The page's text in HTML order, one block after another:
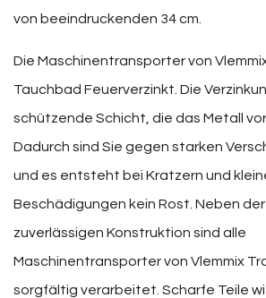
von beeindruckenden 34 cm.
Die Maschinentransporter von
Tauchbad Feuerverzinkt. Die
schützende Schicht, die das Metall
Dadurch sind Sie gegen starken
und es entsteht bei Kratzern und
Beschädigungen kein Rost. Neben
zuverlässigen Konstruktion sind alle
Maschinentransporter von Vlemmix
sorgfältig verarbeitet. Scharfe Teile